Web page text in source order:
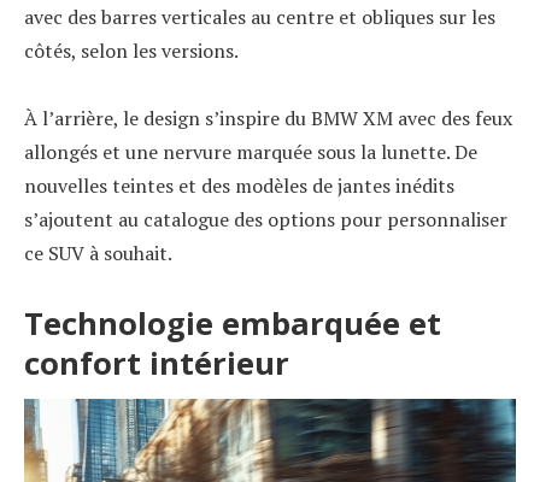
avec des barres verticales au centre et obliques sur les
côtés, selon les versions.
À l’arrière, le design s’inspire du BMW XM avec des feux
allongés et une nervure marquée sous la lunette. De
nouvelles teintes et des modèles de jantes inédits
s’ajoutent au catalogue des options pour personnaliser
ce SUV à souhait.
Technologie embarquée et
confort intérieur